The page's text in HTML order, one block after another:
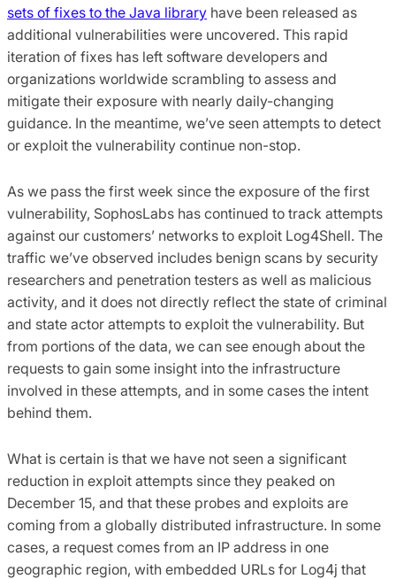
sets of fixes to the Java library have been released as
additional vulnerabilities were uncovered. This rapid
iteration of fixes has left software developers and
organizations worldwide scrambling to assess and
mitigate their exposure with nearly daily-changing
guidance. In the meantime, we’ve seen attempts to detect
or exploit the vulnerability continue non-stop.
As we pass the first week since the exposure of the first
vulnerability, SophosLabs has continued to track attempts
against our customers’ networks to exploit Log4Shell. The
traffic we’ve observed includes benign scans by security
researchers and penetration testers as well as malicious
activity, and it does not directly reflect the state of criminal
and state actor attempts to exploit the vulnerability. But
from portions of the data, we can see enough about the
requests to gain some insight into the infrastructure
involved in these attempts, and in some cases the intent
behind them.
What is certain is that we have not seen a significant
reduction in exploit attempts since they peaked on
December 15, and that these probes and exploits are
coming from a globally distributed infrastructure. In some
cases, a request comes from an IP address in one
geographic region, with embedded URLs for Log4j that